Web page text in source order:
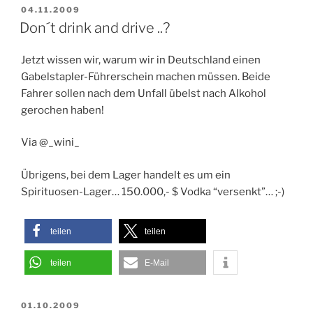
VERÖFFENTLICHT
AM
04.11.2009
Don´t drink and drive ..?
Jetzt wissen wir, warum wir in Deutschland einen
Gabelstapler-Führerschein machen müssen. Beide
Fahrer sollen nach dem Unfall übelst nach Alkohol
gerochen haben!
Via @_wini_
Übrigens, bei dem Lager handelt es um ein
Spirituosen-Lager… 150.000,- $ Vodka “versenkt”… ;-)
teilen teilen
teilen E-Mail
VERÖFFENTLICHT
01.10.2009